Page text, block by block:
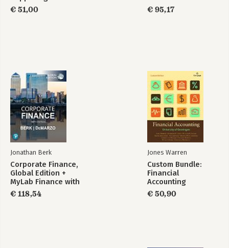
Analyse -
Theorieboek
€ 51,00 € 95,17
Jonathan Berk
Corporate Finance,
Global Edition +
MyLab Finance with
Pearson eText
(Package)
€ 118,54
Jones Warren
Custom Bundle:
Financial
Accounting
€ 50,90